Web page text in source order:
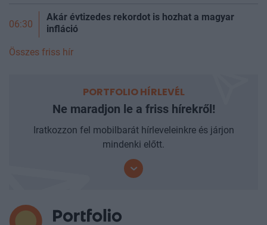
06:30
Akár évtizedes rekordot is hozhat a magyar
infláció
Összes friss hír
PORTFOLIO HÍRLEVÉL
Ne maradjon le a friss hírekről!
Iratkozzon fel mobilbarát hírleveleinkre és járjon
mindenki előtt.